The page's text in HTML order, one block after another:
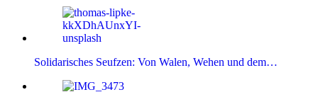
Solidarisches Seufzen: Von Walen, Wehen und dem…